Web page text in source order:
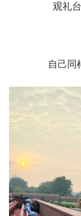
观礼
自己同